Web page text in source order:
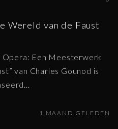
Wereld van de Faust
Een Meesterwerk
van Charles Gounod is
…
1 MAAND GELEDEN